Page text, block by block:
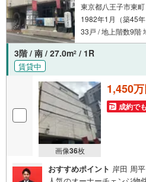
東京都八王子市東町
1982年1月（築45年
33戸 / 地上階数9階
3階 / 南 / 27.0m2 / 1R
賃貸中
画像36枚
1,450
成約で
おすすめポイント 岸田 周平